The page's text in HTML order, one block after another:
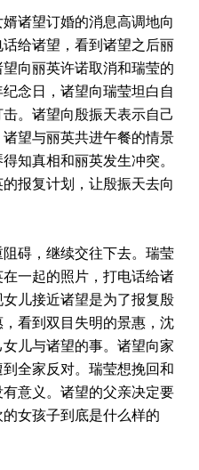
诸望订婚的消息高调地向
给诸望，看到诸望之后丽
向丽英许诺取消和瑞莹的
念日，诸望向瑞莹坦白自
。诸望向殷振天表示自己
望与丽英共进午餐的情景
知真相和丽英发生冲突。
报复计划，让殷振天去向
碍，继续交往下去。瑞莹
一起的照片，打电话给诸
儿接近诸望是为了报复殷
看到双目失明的景惠，沈
儿与诸望的事。诸望向家
全家反对。瑞莹想挽回和
意义。诸望的父亲决定要
女孩子到底是什么样的